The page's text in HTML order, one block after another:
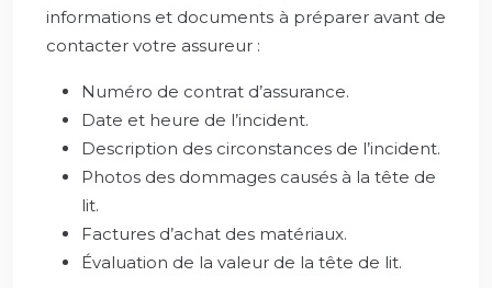
informations et documents à préparer avant de
contacter votre assureur :
Numéro de contrat d’assurance.
Date et heure de l’incident.
Description des circonstances de l’incident.
Photos des dommages causés à la tête de
lit.
Factures d’achat des matériaux.
Évaluation de la valeur de la tête de lit.